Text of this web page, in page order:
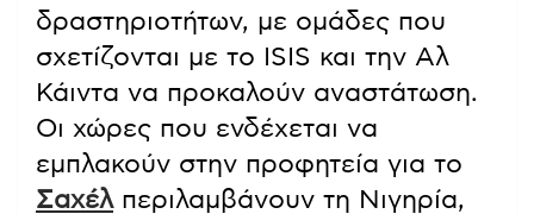
δραστηριοτήτων, με ομάδες που
σχετίζονται με το ISIS και την Αλ
Κάιντα να προκαλούν αναστάτωση.
Οι χώρες που ενδέχεται να
εμπλακούν στην προφητεία για το
Σαχέλπεριλαμβάνουν τη Νιγηρία,